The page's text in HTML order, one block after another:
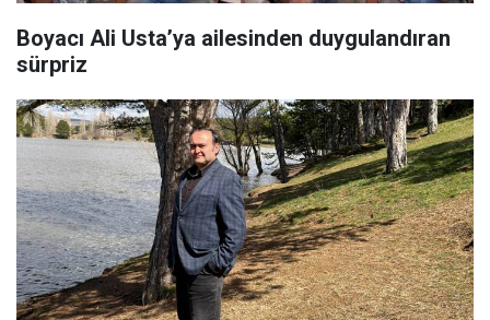
Boyacı Ali Usta’ya ailesinden duygulandıran
sürpriz